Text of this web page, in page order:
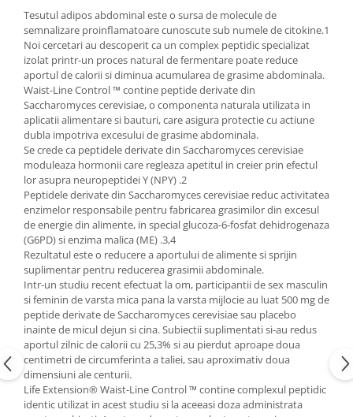
NOW Foods
Nutricost
Tesutul adipos abdominal este o sursa de molecule de
semnalizare proinflamatoare cunoscute sub numele de citokine.1
Noi cercetari au descoperit ca un complex peptidic specializat
izolat printr-un proces natural de fermentare poate reduce
aportul de calorii si diminua acumularea de grasime abdominala.
Waist-Line Control ™ contine peptide derivate din
Saccharomyces cerevisiae, o componenta naturala utilizata in
aplicatii alimentare si bauturi, care asigura protectie cu actiune
dubla impotriva excesului de grasime abdominala.
Se crede ca peptidele derivate din Saccharomyces cerevisiae
moduleaza hormonii care regleaza apetitul in creier prin efectul
lor asupra neuropeptidei Y (NPY) .2
Peptidele derivate din Saccharomyces cerevisiae reduc activitatea
enzimelor responsabile pentru fabricarea grasimilor din excesul
de energie din alimente, in special glucoza-6-fosfat dehidrogenaza
(G6PD) si enzima malica (ME) .3,4
Rezultatul este o reducere a aportului de alimente si sprijin
suplimentar pentru reducerea grasimii abdominale.
Intr-un studiu recent efectuat la om, participantii de sex masculin
si feminin de varsta mica pana la varsta mijlocie au luat 500 mg de
peptide derivate de Saccharomyces cerevisiae sau placebo
inainte de micul dejun si cina. Subiectii suplimentati si-au redus
aportul zilnic de calorii cu 25,3% si au pierdut aproape doua
centimetri de circumferinta a taliei, sau aproximativ doua
dimensiuni ale centurii.
Life Extension® Waist-Line Control ™ contine complexul peptidic
identic utilizat in acest studiu si la aceeasi doza administrata